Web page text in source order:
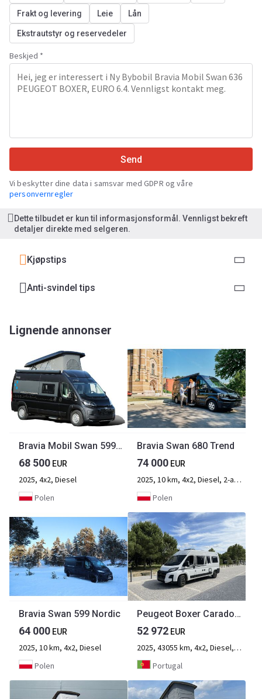
Frakt og levering Leie Lån
Ekstrautstyr og reservedeler
Beskjed *
Send
Vi beskytter dine data i samsvar med GDPR og våre
personvernregler
Dette tilbudet er kun til informasjonsformål. Vennligst bekreft
detaljer direkte med selgeren.
Kjøpstips
Anti-svindel tips
Lignende annonser
Bravia Mobil Swan 599 Edition 30 PEUGEOT BOXER, EURO 6.4
68 500 EUR
2025, 4x2, Diesel
Polen
Bravia Swan 680 Trend
74 000 EUR
2025, 10 km, 4x2, Diesel, 2-aksel
Polen
Bravia Swan 599 Nordic
64 000 EUR
2025, 10 km, 4x2, Diesel
Polen
Peugeot Boxer Carado 2.2 Blue HDi CV600
52 972 EUR
2025, 43055 km, 4x2, Diesel, 2-aksel
Portugal